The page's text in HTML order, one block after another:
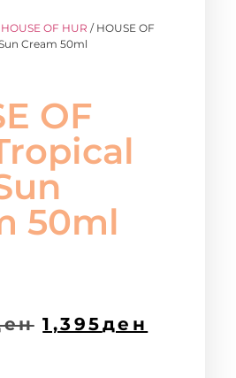
HOUSE OF HUR / HOUSE OF
Cream 50ml
OF
50ml
1,395ден